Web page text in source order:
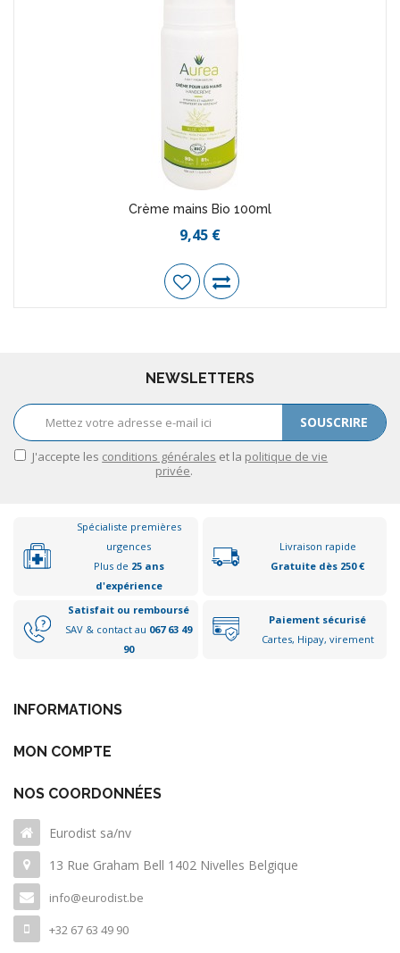
Crème mains Bio 100ml
9,45 €
NEWSLETTERS
SOUSCRIRE
J'accepte les conditions générales et la politique de vie
privée.
Spécialiste premières
urgences
Plus de 25 ans
d'expérience
Livraison rapide
Gratuite dès 250 €
Satisfait ou remboursé
SAV & contact au 067 63 49
90
Paiement sécurisé
Cartes, Hipay, virement
INFORMATIONS
MON COMPTE
NOS COORDONNÉES
Eurodist sa/nv
13 Rue Graham Bell 1402 Nivelles Belgique
info@eurodist.be
+32 67 63 49 90